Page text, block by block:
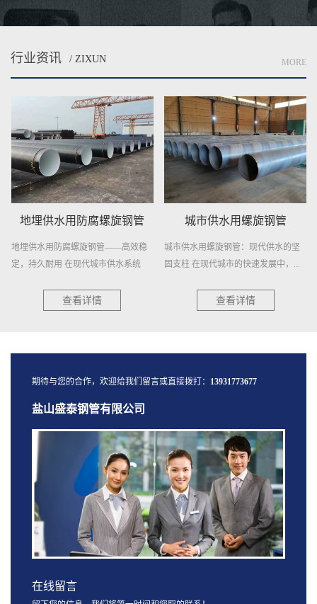
行业资讯 / ZIXUN MORE
城市供水用螺旋钢管
城市供水用螺旋钢管：现代供水的坚
固支柱 在现代城市的快速发展中，...
查看详情
供水用螺旋焊接钢管
供水用螺旋焊接钢管——稳定供水，
信赖之选 在供水工程领域，选择一
查看详情
期待与您的合作，欢迎给我们留言或直接拨打： 13931773677
盐山盛泰钢管有限公司
在线留言